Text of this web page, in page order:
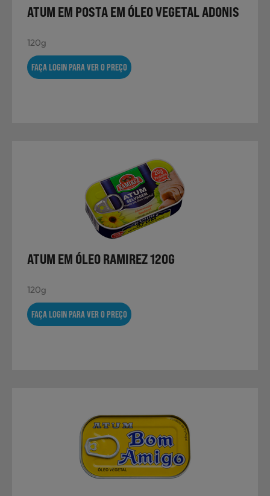
ATUM EM POSTA EM ÓLEO VEGETAL ADONIS
120g
FAÇA LOGIN PARA VER O PREÇO
ATUM EM ÓLEO RAMIREZ 120G
120g
FAÇA LOGIN PARA VER O PREÇO